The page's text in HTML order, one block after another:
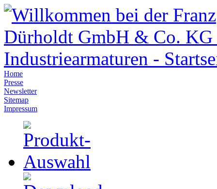
Home
Presse
Newsletter
Sitemap
Impressum